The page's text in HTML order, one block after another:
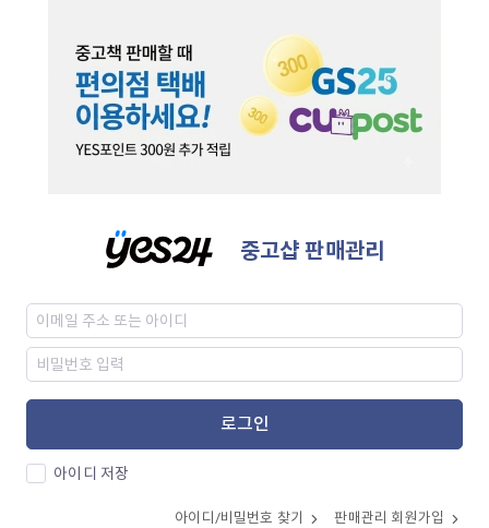
중고샵 판매관리
로그인
아이디 저장
아이디/비밀번호 찾기 판매관리 회원가입